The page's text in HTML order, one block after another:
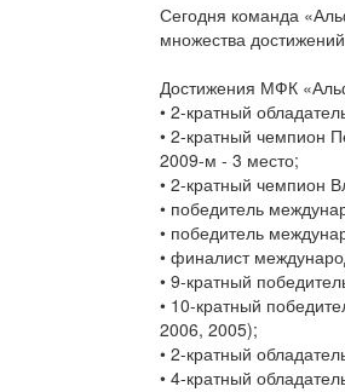
Сегодня команда
множества
Достижения МФК
• 2-кратный
• 2-кратный чемпион
2009-м - 3 место;
• 2-кратный чемпион
• победитель
• победитель
• финалист
• 9-кратный
• 10-кратный
2006, 2005);
• 2-кратный
• 4-кратный